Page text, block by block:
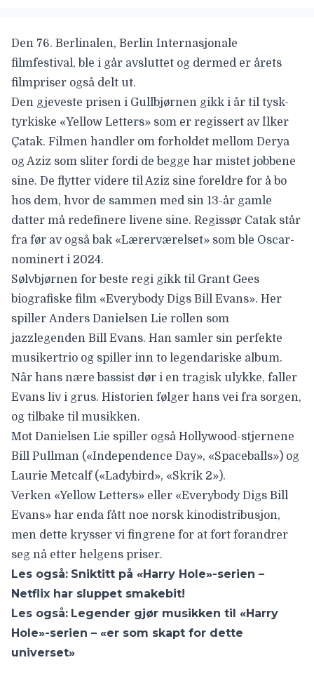
Den 76. Berlinalen, Berlin Internasjonale
filmfestival, ble i går avsluttet og dermed er årets
filmpriser også delt ut.
Den gjeveste prisen i Gullbjørnen gikk i år til tysk-
tyrkiske «Yellow Letters» som er regissert av İlker
Çatak. Filmen handler om forholdet mellom Derya
og Aziz som sliter fordi de begge har mistet jobbene
sine. De flytter videre til Aziz sine foreldre for å bo
hos dem, hvor de sammen med sin 13-år gamle
datter må redefinere livene sine. Regissør Catak står
fra før av også bak «Lærerværelset» som ble Oscar-
nominert i 2024.
Sølvbjørnen for beste regi gikk til Grant Gees
biografiske film «Everybody Digs Bill Evans». Her
spiller Anders Danielsen Lie rollen som
jazzlegenden Bill Evans. Han samler sin perfekte
musikertrio og spiller inn to legendariske album.
Når hans nære bassist dør i en tragisk ulykke, faller
Evans liv i grus. Historien følger hans vei fra sorgen,
og tilbake til musikken.
Mot Danielsen Lie spiller også Hollywood-stjernene
Bill Pullman («Independence Day», «Spaceballs») og
Laurie Metcalf(«Ladybird», «Skrik 2»).
Verken «Yellow Letters» eller «Everybody Digs Bill
Evans» har enda fått noe norsk kinodistribusjon,
men dette krysser vi fingrene for at fort forandrer
seg nå etter helgens priser.
Les også: Sniktitt på «Harry Hole»-serien –
Netflix har sluppet smakebit!
Les også: Legender gjør musikken til «Harry
Hole»-serien – «er som skapt for dette
universet»